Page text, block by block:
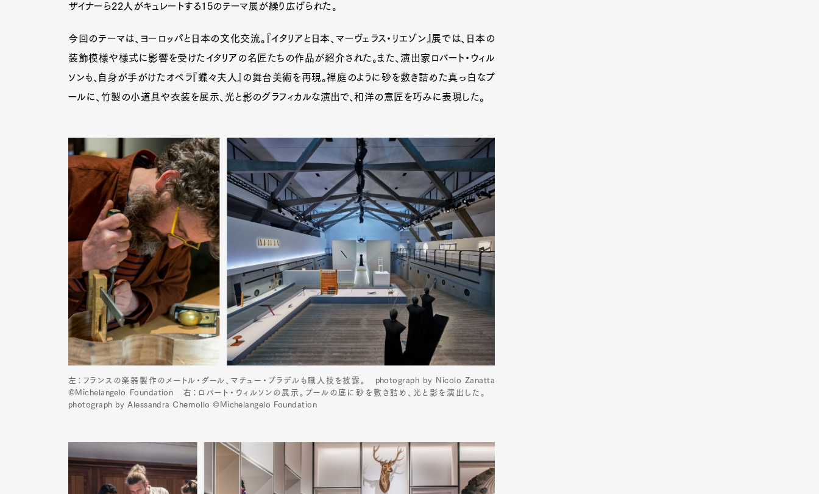
Gourmet
Cars Product
Culture
Lifestyle
ザイナーら22人がキュレートする15のテーマ展が繰り広げられた。
今回のテーマは、ヨーロッパと日本の文化交流。『イタリアと日本、マーヴェラス・リエゾン』展では、日本の
装飾模様や様式に影響を受けたイタリアの名匠たちの作品が紹介された。また、演出家ロバート・ウィル
ソンも、自身が手がけたオペラ『蝶々夫人』の舞台美術を再現。禅庭のように砂を敷き詰めた真っ白なプ
ールに、竹製の小道具や衣装を展示、光と影のグラフィカルな演出で、和洋の意匠を巧みに表現した。
左：フランスの楽器製作のメートル・ダール、マチュー・プラデルも職人技を披露。 photograph by Nicolo Zanatta
©Michelangelo Foundation 右：ロバート・ウィルソンの展示。プールの底に砂を敷き詰め、光と影を演出した。
photograph by Alessandra Chemollo ©Michelangelo Foundation